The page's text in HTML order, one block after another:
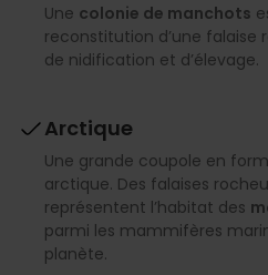
Une colonie de manchots
reconstitution d’une falaise
de nidification et d’élevage.
Arctique
Une grande coupole en
arctique. Des falaises
représentent l’habitat des
parmi les mammifères
planète.